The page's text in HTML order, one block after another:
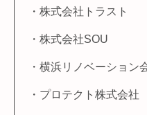
・株式会社トラスト
・株式会社SOU
・横浜リノベーション
・​​プロテクト株式会社